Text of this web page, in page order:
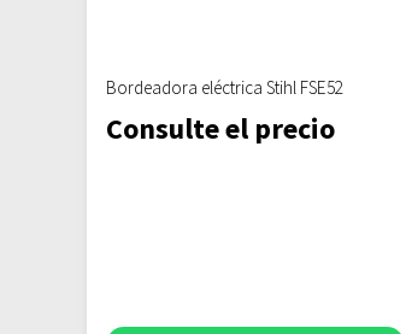
Bordeadora eléctrica Stihl FSE52
Consulte el precio